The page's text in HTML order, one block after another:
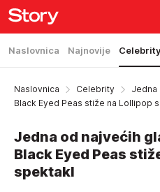
Naslovnica Najnovije Celebrity
Naslovnica Celebrity
Jedna
Black Eyed Peas stiže na Lollipop
Jedna od najvećih
Black Eyed Peas
spektakl